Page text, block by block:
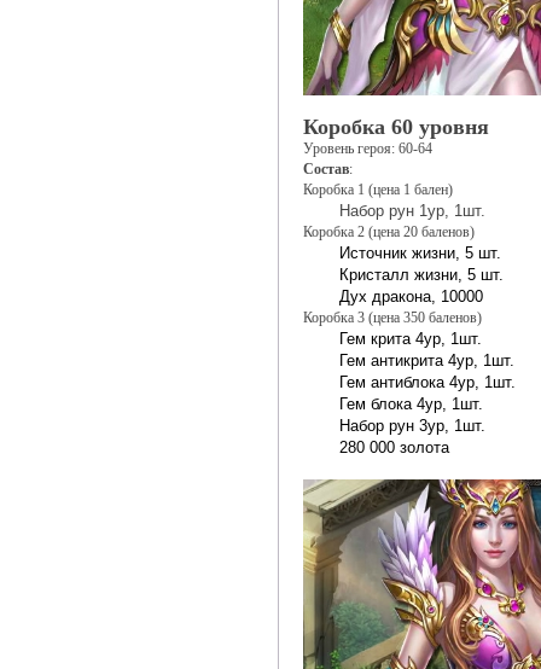
Коробка 60 уровня
Уровень героя: 60-64
Состав:
Коробка 1 (цена 1 бален)
Набор рун 1ур, 1шт.
Коробка 2 (цена 20 баленов)
Источник жизни, 5 шт.
Кристалл жизни, 5 шт.
Дух дракона, 10000
Коробка 3 (цена 350 баленов)
Гем крита 4ур, 1шт.
Гем антикрита 4ур, 1шт.
Гем антиблока 4ур, 1шт.
Гем блока 4ур, 1шт.
Набор рун 3ур, 1шт.
280 000 золота